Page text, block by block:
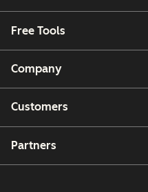
Free Tools
Company
Customers
Partners